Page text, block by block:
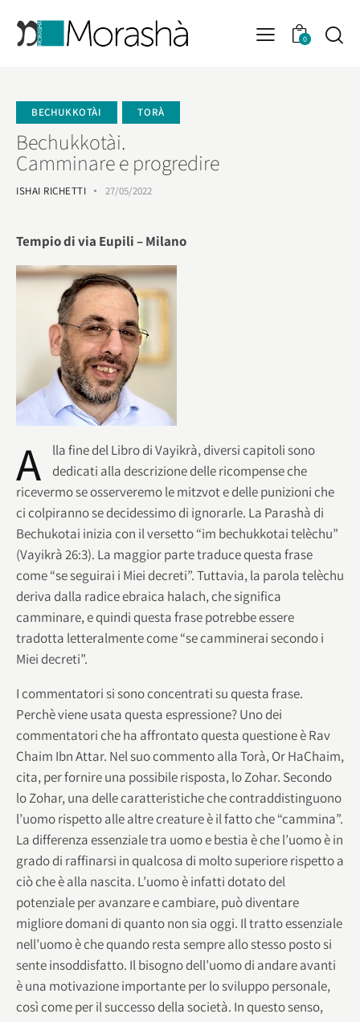
0
BECHUKKOTÀI TORÀ
Bechukkotài.
Camminare e progredire
ISHAI RICHETTI 27/05/2022
Tempio di via Eupili – Milano
A
lla fine del Libro di Vayikrà, diversi capitoli sono
dedicati alla descrizione delle ricompense che
ricevermo se osserveremo le mitzvot e delle punizioni che
ci colpiranno se decidessimo di ignorarle. La Parashà di
Bechukotai inizia con il versetto “im bechukkotai telèchu”
(Vayikrà 26:3). La maggior parte traduce questa frase
come “se seguirai i Miei decreti”. Tuttavia, la parola telèchu
deriva dalla radice ebraica halach, che significa
camminare, e quindi questa frase potrebbe essere
tradotta letteralmente come “se camminerai secondo i
Miei decreti”.
I commentatori si sono concentrati su questa frase.
Perchè viene usata questa espressione? Uno dei
commentatori che ha affrontato questa questione è Rav
Chaim Ibn Attar. Nel suo commento alla Torà, Or HaChaim,
cita, per fornire una possibile risposta, lo Zohar. Secondo
lo Zohar, una delle caratteristiche che contraddistinguono
l’uomo rispetto alle altre creature è il fatto che “cammina”.
La differenza essenziale tra uomo e bestia è che l’uomo è in
grado di raffinarsi in qualcosa di molto superiore rispetto a
ciò che è alla nascita. L’uomo è infatti dotato del
potenziale per avanzare e cambiare, può diventare
migliore domani di quanto non sia oggi. Il tratto essenziale
nell’uomo è che quando resta sempre allo stesso posto si
sente insoddisfatto. Il bisogno dell’uomo di andare avanti
è una motivazione importante per lo sviluppo personale,
così come per il successo della società. In questo senso,